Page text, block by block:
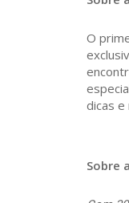
O
dicas e
Sobre